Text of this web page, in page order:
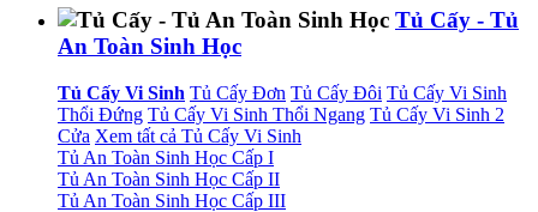
Tủ Cấy - Tủ
An Toàn Sinh Học
Tủ Cấy Vi Sinh Tủ Cấy Đơn Tủ Cấy Đôi Tủ Cấy Vi Sinh
Thổi Đứng Tủ Cấy Vi Sinh Thổi Ngang Tủ Cấy Vi Sinh 2
Cửa Xem tất cả Tủ Cấy Vi Sinh
Tủ An Toàn Sinh Học Cấp I
Tủ An Toàn Sinh Học Cấp II
Tủ An Toàn Sinh Học Cấp III